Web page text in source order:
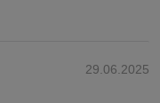
29.06.2025